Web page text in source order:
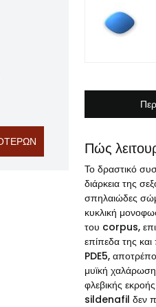
Πώς
Το δραστικό
διάρκεια της
σπηλαιώδες
κυκλική
του corpus,
επίπεδα της
PDE5,
μυϊκή
φλεβικής
sildenafil δεν